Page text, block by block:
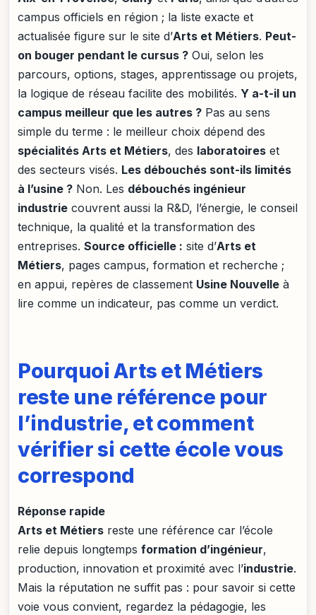
campus officiels en région ; la liste exacte et
actualisée figure sur le site d’Arts et Métiers. Peut-
on bouger pendant le cursus ? Oui, selon les
parcours, options, stages, apprentissage ou projets,
la logique de réseau facilite des mobilités. Y a-t-il un
campus meilleur que les autres ? Pas au sens
simple du terme : le meilleur choix dépend des
spécialités Arts et Métiers, des laboratoires et
des secteurs visés. Les débouchés sont-ils limités
à l’usine ? Non. Les débouchés ingénieur
industrie couvrent aussi la R&D, l’énergie, le conseil
technique, la qualité et la transformation des
entreprises. Source officielle : site d’Arts et
Métiers, pages campus, formation et recherche ;
en appui, repères de classement Usine Nouvelle à
lire comme un indicateur, pas comme un verdict.
Pourquoi Arts et Métiers
reste une référence pour
l’industrie, et comment
vérifier si cette école vous
correspond
Réponse rapide
Arts et Métiers reste une référence car l’école
relie depuis longtemps formation d’ingénieur,
production, innovation et proximité avec l’industrie.
Mais la réputation ne suffit pas : pour savoir si cette
voie vous convient, regardez la pédagogie, les